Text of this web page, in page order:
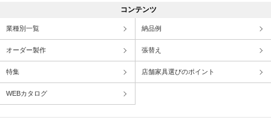
コンテンツ
業種別一覧 納品例
オーダー製作 張替え
特集 店舗家具選びのポイント
WEBカタログ